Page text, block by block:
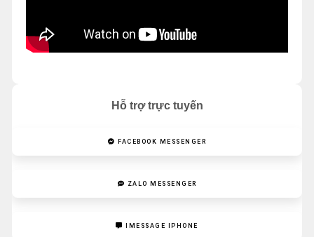
Hỗ trợ trực tuyến
FACEBOOK MESSENGER
ZALO MESSENGER
IMESSAGE IPHONE